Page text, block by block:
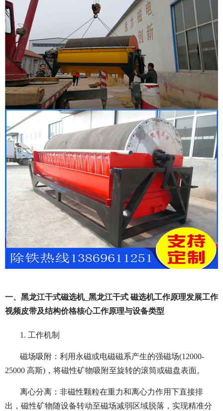
一、黑龙江干式磁选机_黑龙江干式 磁选机工作原理发展工作
视频皮带及结构价格核心工作原理与设备类型
1. 工作机制
磁场吸附：利用永磁或电磁磁系产生的强磁场(12000-
25000 高斯)，将磁性矿物吸附至旋转的滚筒或磁盘表面。
离心分离：非磁性颗粒在重力和离心力作用下直接排
出，磁性矿物随设备转动至磁场减弱区域脱落，实现精准分